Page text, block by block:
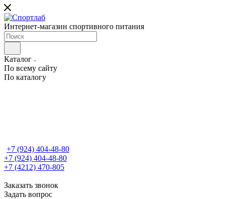
Интернет-магазин спортивного питания
Каталог
По всему сайту
По каталогу
+7 (924) 404-48-80
+7 (924) 404-48-80
+7 (4212) 470-805
Заказать звонок
Задать вопрос